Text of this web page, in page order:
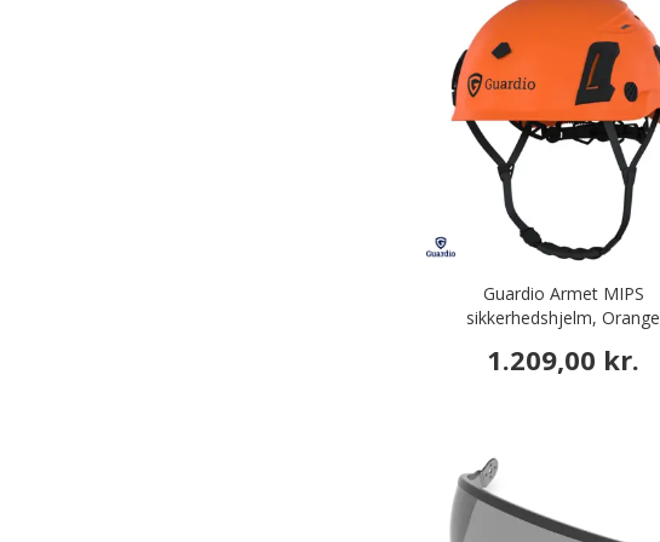
Guardio Armet MIPS
sikkerhedshjelm, Orange
1.209,00 kr.